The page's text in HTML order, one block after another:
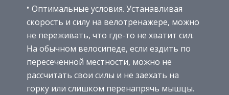
Оптимальные условия. Устанавливая
скорость и силу на велотренажере, можно
не переживать, что где-то не хватит сил.
На обычном велосипеде, если ездить по
пересеченной местности, можно не
рассчитать свои силы и не заехать на
горку или слишком перенапрячь мышцы.